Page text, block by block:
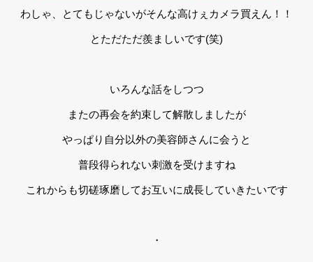
わしゃ、とてもじゃないがそんな高けぇカメラ買えん！！
とただただ羨ましいです(笑)
いろんな話をしつつ
またの再会を約束して解散しましたが
やっぱり自分以外の美容師さんに会うと
普段得られない刺激を受けますね
これからも切磋琢磨してお互いに成長していきたいです
・